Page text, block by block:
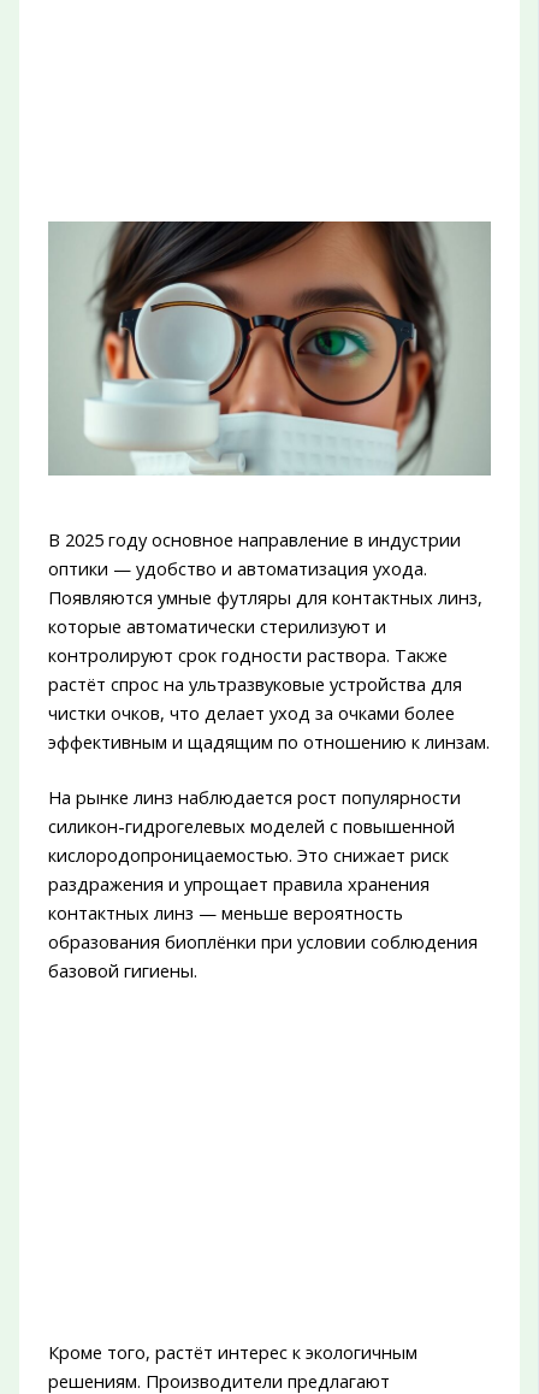
В 2025 году основное направление в индустрии
оптики — удобство и автоматизация ухода.
Появляются умные футляры для контактных линз,
которые автоматически стерилизуют и
контролируют срок годности раствора. Также
растёт спрос на ультразвуковые устройства для
чистки очков, что делает уход за очками более
эффективным и щадящим по отношению к линзам.
На рынке линз наблюдается рост популярности
силикон-гидрогелевых моделей с повышенной
кислородопроницаемостью. Это снижает риск
раздражения и упрощает правила хранения
контактных линз — меньше вероятность
образования биоплёнки при условии соблюдения
базовой гигиены.
Кроме того, растёт интерес к экологичным
решениям. Производители предлагают